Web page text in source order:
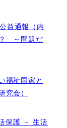
益通報（内
～問題だ
福祉国家と
会）
保護 － 生活